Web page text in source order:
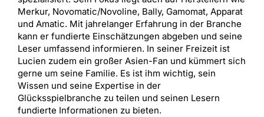
Merkur, Novomatic/Novoline, Bally, Gamomat, Apparat
und Amatic. Mit jahrelanger Erfahrung in der Branche
kann er fundierte Einschätzungen abgeben und seine
Leser umfassend informieren. In seiner Freizeit ist
Lucien zudem ein großer Asien-Fan und kümmert sich
gerne um seine Familie. Es ist ihm wichtig, sein
Wissen und seine Expertise in der
Glücksspielbranche zu teilen und seinen Lesern
fundierte Informationen zu bieten.